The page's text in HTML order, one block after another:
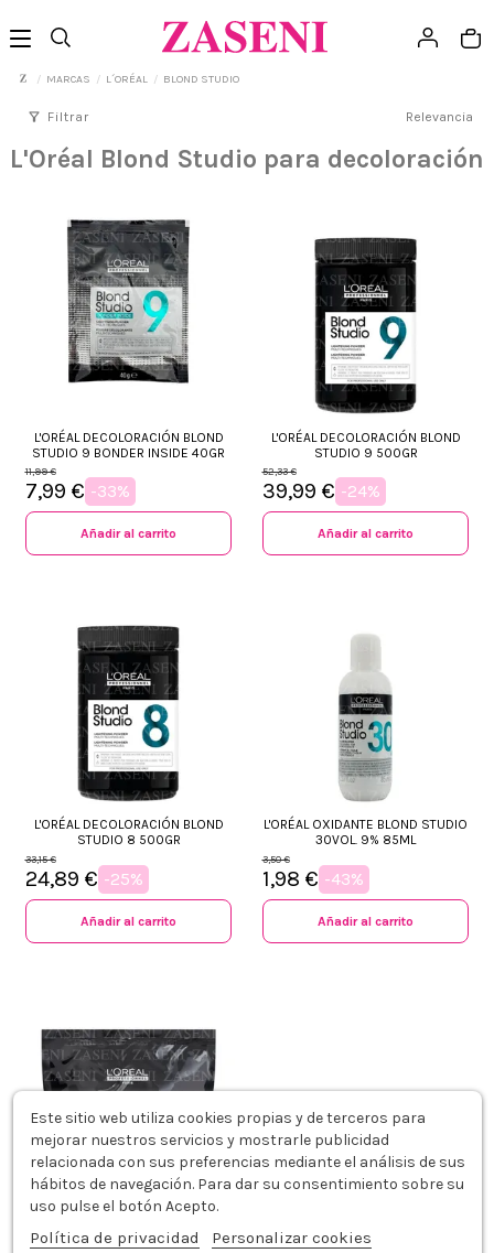
MARCAS L´ORÉAL BLOND STUDIO
filter_alt Filtrar Relevancia
L'Oréal Blond Studio para decoloración
L'ORÉAL DECOLORACIÓN BLOND
STUDIO 9 BONDER INSIDE 40GR
11,99 €
7,99 € -33%
Añadir al carrito
L'ORÉAL DECOLORACIÓN BLOND
STUDIO 9 500GR
52,33 €
39,99 € -24%
Añadir al carrito
L'ORÉAL DECOLORACIÓN BLOND
STUDIO 8 500GR
33,15 €
24,89 € -25%
Añadir al carrito
L'ORÉAL OXIDANTE BLOND STUDIO
30VOL. 9% 85ML
3,50 €
1,98 € -43%
Añadir al carrito
L'ORÉAL DECOLORACIÓN
MULTITÉCNICAS BLOND STUDIO 8
500GR
Este sitio web utiliza cookies propias y de terceros para
mejorar nuestros servicios y mostrarle publicidad
relacionada con sus preferencias mediante el análisis de sus
hábitos de navegación. Para dar su consentimiento sobre su
uso pulse el botón Acepto.
Política de privacidad Personalizar cookies